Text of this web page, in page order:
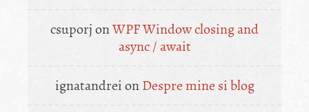
csuporj onWPF Window closing and
async / await
ignatandrei on Despre mine si blog